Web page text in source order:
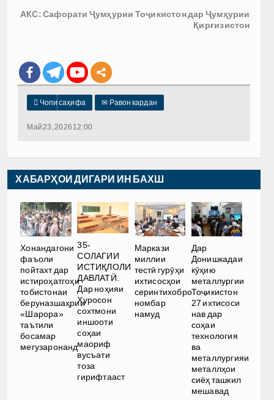
АКС: Сафорати Ҷумҳурии Тоҷикистон дар Ҷумҳурии
Қирғизистон
 Чопи саҳифа ✉ Равон кардан
Май 23, 2026 12:00
ХАБАРҲОИ ДИГАРИ ИН БАХШ
Хонандагони
фаъоли
пойтахт дар
истироҳатгоҳи
тобистонаи
беруназшаҳрии
«Шарора»
таътили
босамар
мегузаронанд
35-
СОЛАГИИ
ИСТИҚЛОЛИ
ДАВЛАТӢ.
Дар ноҳияи
Хуросон
сохтмони
иншооти
соҳаи
маориф
вусъати
тоза
гирифтааст
Маркази
миллии
тестӣ гурӯҳи
ихтисосҳои
серинтихобро
номбар
намуд
Дар
Донишкадаи
кӯҳию
металлургии
Тоҷикистон
27 ихтисоси
нав дар
соҳаи
технология
ва
металлургияи
металлҳои
сиёҳ ташкил
мешавад